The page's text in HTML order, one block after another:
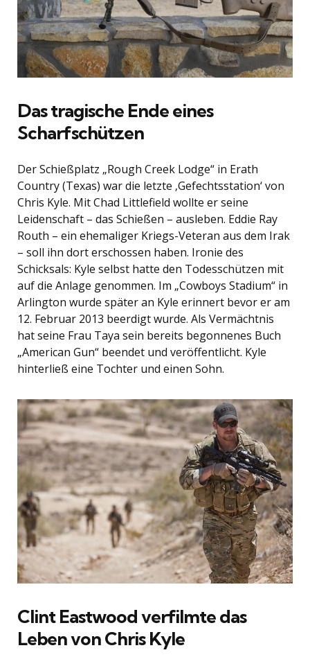
Das tragische Ende eines
Scharfschützen
Der Schießplatz „Rough Creek Lodge“ in Erath
Country (Texas) war die letzte ‚Gefechtsstation‘ von
Chris Kyle. Mit Chad Littlefield wollte er seine
Leidenschaft – das Schießen – ausleben. Eddie Ray
Routh – ein ehemaliger Kriegs-Veteran aus dem Irak
– soll ihn dort erschossen haben. Ironie des
Schicksals: Kyle selbst hatte den Todesschützen mit
auf die Anlage genommen. Im „Cowboys Stadium“ in
Arlington wurde später an Kyle erinnert bevor er am
12. Februar 2013 beerdigt wurde. Als Vermächtnis
hat seine Frau Taya sein bereits begonnenes Buch
„American Gun“ beendet und veröffentlicht. Kyle
hinterließ eine Tochter und einen Sohn.
Clint Eastwood verfilmte das
Leben von Chris Kyle